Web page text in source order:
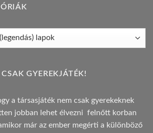
GYEREKJÁTÉK!
a társasjáték nem csak gyerekeknek
jobban lehet élvezni felnőtt korban
már az ember megérti a különböző